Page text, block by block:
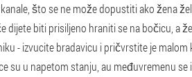
što se ne može dopustiti ako žena
dijete biti prisiljeno hraniti se na bočicu, a
- izvucite bradavicu i pričvrstite je
su u napetom stanju, au međuvremenu